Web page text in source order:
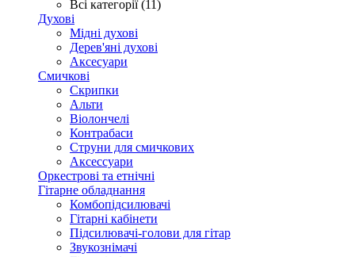
Всі категорії (11)
Духові
Мідні духові
Дерев'яні духові
Аксесуари
Смичкові
Скрипки
Альти
Віолончелі
Контрабаси
Струни для смичкових
Аксеcсуари
Оркестрові та етнічні
Гітарне обладнання
Комбопідсилювачі
Гітарні кабінети
Підсилювачі-голови для гітар
Звукознімачі